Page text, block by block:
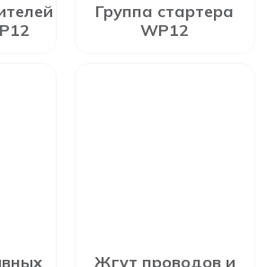
Группа стартера
WP12
Жгут проводов и